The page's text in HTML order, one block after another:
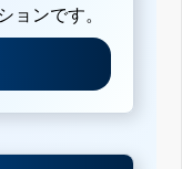
ョンです。